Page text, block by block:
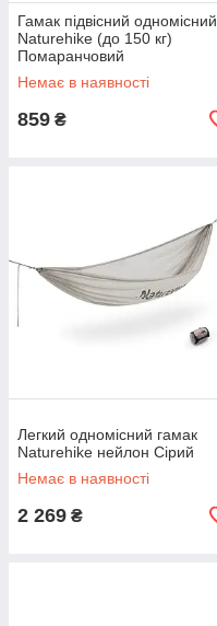
Гамак підвісний одномісний
Naturehike (до 150 кг)
Помаранчовий
Немає в наявності
859 ₴
Легкий одномісний гамак
Naturehike нейлон Сірий
Немає в наявності
2 269 ₴